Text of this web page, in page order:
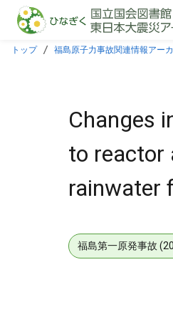
本文に飛ぶ
トップ 福島原子力事故関連情報アー
Changes
to reactor
rainwater
福島第一原発事故